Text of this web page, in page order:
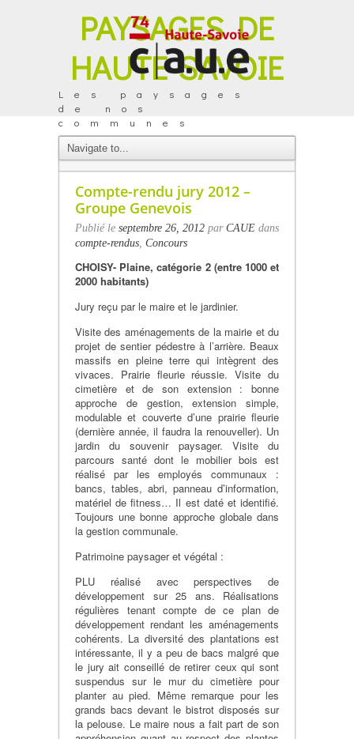
PAYSAGES DE
HAUTE-SAVOIE
Les paysages
de nos
communes
ACTUALITÉS
Compte-rendu jury 2012 –
Groupe Genevois
Publié le septembre 26, 2012 par CAUE dans
compte-rendus, Concours
CHOISY- Plaine, catégorie 2 (entre 1000 et
2000 habitants)
Jury reçu par le maire et le jardinier.
Visite des aménagements de la mairie et du
projet de sentier pédestre à l’arrière. Beaux
massifs en pleine terre qui intègrent des
vivaces. Prairie fleurie réussie. Visite du
cimetière et de son extension : bonne
approche de gestion, extension simple,
modulable et couverte d’une prairie fleurie
(dernière année, il faudra la renouveller). Un
jardin du souvenir paysager. Visite du
parcours santé dont le mobilier bois est
réalisé par les employés communaux :
bancs, tables, abri, panneau d’information,
matériel de fitness… Il est daté et identifié.
Toujours une bonne approche globale dans
la gestion communale.
Patrimoine paysager et végétal :
PLU réalisé avec perspectives de
développement sur 25 ans. Réalisations
régulières tenant compte de ce plan de
développement rendant les aménagements
cohérents. La diversité des plantations est
intéressante, il y a peu de bacs malgré que
le jury ait conseillé de retirer ceux qui sont
suspendus sur le mur du cimetière pour
planter au pied. Même remarque pour les
grands bacs devant le bistrot disposés sur
la pelouse. Le maire nous a fait part de son